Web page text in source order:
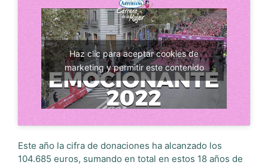
Haz clic para aceptar cookies de
marketing y permitir este contenido
Este año la cifra de donaciones ha alcanzado los
104.685 euros, sumando en total en estos 18 años de